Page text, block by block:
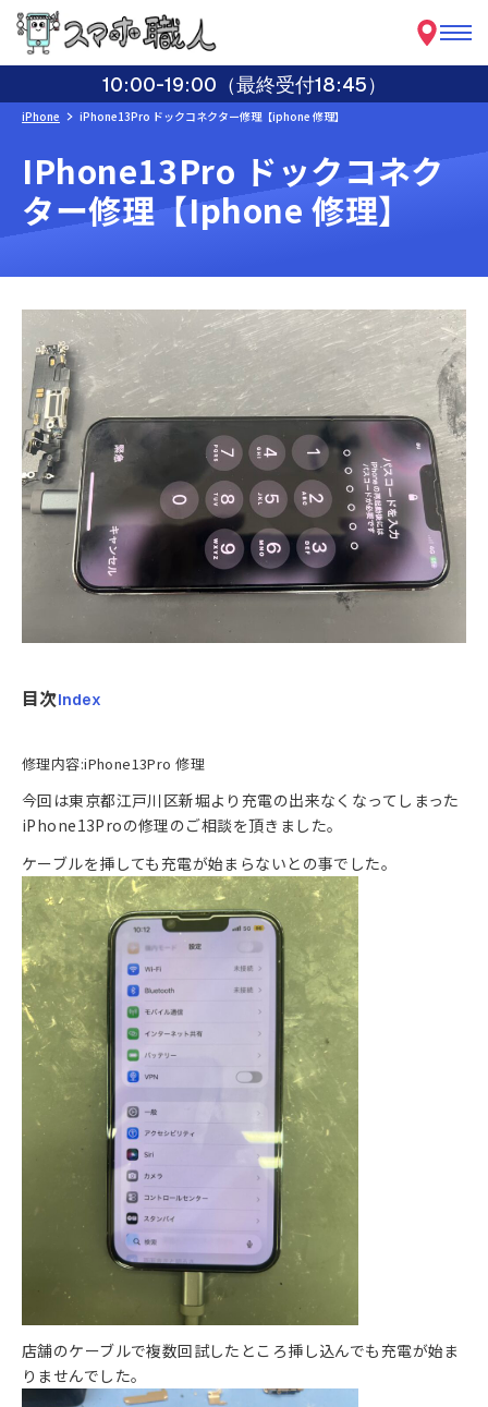
10:00-19:00（最終受付18:45）
iPhone iPhone13Pro ドックコネクター修理【iphone 修理】
IPhone13Pro ドックコネク
ター修理【iphone 修理】
目次Index
修理内容:iPhone13Pro 修理
今回は東京都江戸川区新堀より充電の出来なくなってしまった
iPhone13Proの修理のご相談を頂きました。
ケーブルを挿しても充電が始まらないとの事でした。
店舗のケーブルで複数回試したところ挿し込んでも充電が始ま
りませんでした。